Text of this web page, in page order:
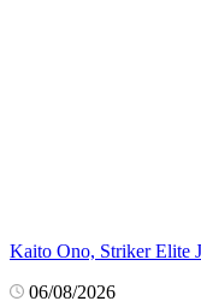
Kaito Ono, Striker Elite
06/08/2026